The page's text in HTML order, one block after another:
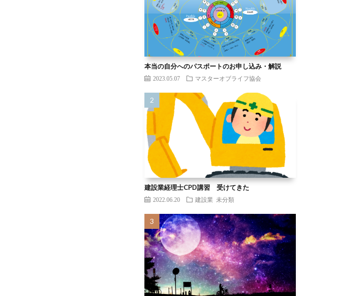
本当の自分へのパスポートのお申し込み・解説
2023.05.07 マスターオブライフ協会
建設業経理士CPD講習 受けてきた
2022.06.20 建設業 未分類